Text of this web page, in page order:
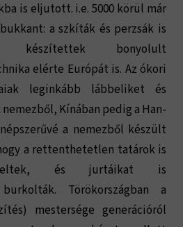
is eljutott. i.e. 5000 körül már
a szkíták és perzsák is
készítettek bonyolult
elérte Európát is. Az ókori
leginkább lábbeliket és
Kínában pedig a Han-
a nemezből készült
a rettenthetetlen tatárok is
és jurtáikat is
burkolták. Törökországban a
mestersége generációról